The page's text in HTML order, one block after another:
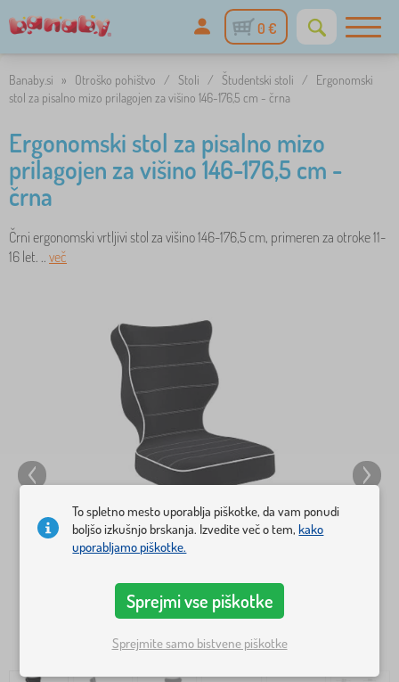
0 €
Banaby.si » Otroško pohištvo / Stoli / Študentski stoli /
Ergonomski
stol za pisalno mizo prilagojen za višino 146-176,5 cm - črna
Ergonomski stol za pisalno mizo
prilagojen za višino 146-176,5 cm -
črna
Črni ergonomski vrtljivi stol za višino 146-176,5 cm, primeren za otroke 11-
16 let. .. več
To spletno mesto uporablja piškotke, da vam ponudi
boljšo izkušnjo brskanja. Izvedite več o tem,kako
uporabljamo piškotke.
Sprejmi vse piškotke
Sprejmite samo bistvene piškotke